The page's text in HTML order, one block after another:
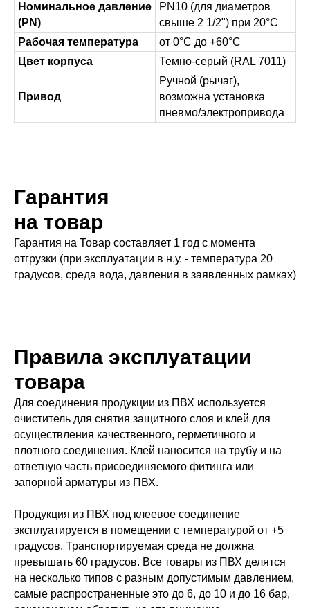
Номинальное давление
(PN)
PN10 (для диаметров
свыше 2 1/2") при 20°C
Рабочая температура
от 0°C до +60°C
Цвет корпуса
Темно-серый (RAL 7011)
Привод
Ручной (рычаг),
возможна установка
пневмо/электропривода
Гарантия
на товар
Гарантия на Товар составляет 1 год с момента
отгрузки (при эксплуатации в н.у. - температура 20
градусов, среда вода, давления в заявленных рамках)
Правила эксплуатации
товара
Для соединения продукции из ПВХ используется
очиститель для снятия защитного слоя и клей для
осуществления качественного, герметичного и
плотного соединения. Клей наносится на трубу и на
ответную часть присоединяемого фитинга или
запорной арматуры из ПВХ.
Продукция из ПВХ под клеевое соединение
эксплуатируется в помещении с температурой от +5
градусов. Транспортируемая среда не должна
превышать 60 градусов. Все товары из ПВХ делятся
на несколько типов с разным допустимым давлением,
самые распространенные это до 6, до 10 и до 16 бар,